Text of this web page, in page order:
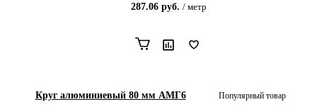
287.06руб. / метр
Круг алюминиевый 80 мм АМГ6 Популярный товар